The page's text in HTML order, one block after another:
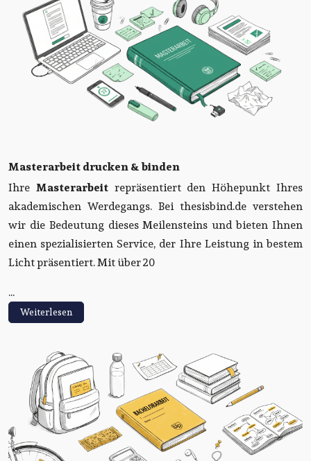
Masterarbeit drucken & binden
Ihre Masterarbeitrepräsentiert den Höhepunkt Ihres
akademischen Werdegangs. Bei thesisbind.de verstehen
wir die Bedeutung dieses Meilensteins und bieten Ihnen
einen spezialisierten Service, der Ihre Leistung in bestem
Licht präsentiert. Mit über 20
...
Weiterlesen